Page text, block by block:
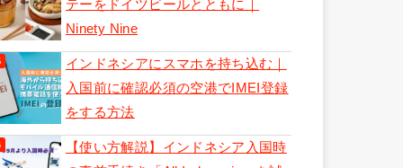
テーをドイツビールとともに｜
Ninety Nine
インドネシアにスマホを持ち込む｜
入国前に確認必須の空港でIMEI登録
をする方法
【使い方解説】インドネシア入国時